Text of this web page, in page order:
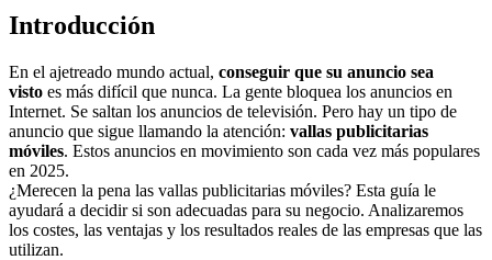
Introducción
En el ajetreado mundo actual, conseguir que su anuncio sea
visto es más difícil que nunca. La gente bloquea los anuncios en
Internet. Se saltan los anuncios de televisión. Pero hay un tipo de
anuncio que sigue llamando la atención: vallas publicitarias
móviles. Estos anuncios en movimiento son cada vez más populares
en 2025.
¿Merecen la pena las vallas publicitarias móviles? Esta guía le
ayudará a decidir si son adecuadas para su negocio. Analizaremos
los costes, las ventajas y los resultados reales de las empresas que las
utilizan.